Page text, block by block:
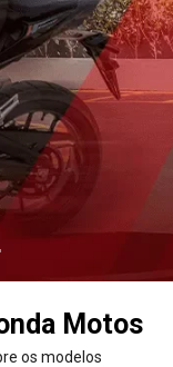
Motos
os modelos